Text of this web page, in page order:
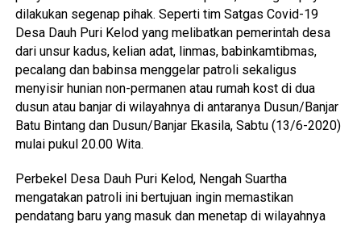
dilakukan segenap pihak. Seperti tim Satgas Covid-19
Desa Dauh Puri Kelod yang melibatkan pemerintah desa
dari unsur kadus, kelian adat, linmas, babinkamtibmas,
pecalang dan babinsa menggelar patroli sekaligus
menyisir hunian non-permanen atau rumah kost di dua
dusun atau banjar di wilayahnya di antaranya Dusun/Banjar
Batu Bintang dan Dusun/Banjar Ekasila, Sabtu (13/6-2020)
mulai pukul 20.00 Wita.
Perbekel Desa Dauh Puri Kelod, Nengah Suartha
mengatakan patroli ini bertujuan ingin memastikan
pendatang baru yang masuk dan menetap di wilayahnya